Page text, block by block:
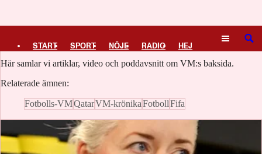
START SPORT NÖJE RADIO HEJ SÖK
VM:s baksida
Här samlar vi artiklar, video och poddavsnitt om VM:s baksida.
Relaterade ämnen:
Fotbolls-VMQatarVM-krönikaFotbollFifa